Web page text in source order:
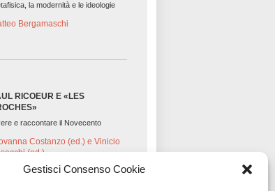
Gestisci Consenso Cookie
la modernità e le ideologie
Bergamaschi
RICOEUR E «LES
e raccontare il Novecento
Costanzo (ed.) e Vinicio
(ed.)